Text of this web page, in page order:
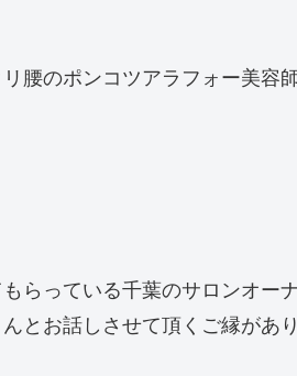
腰のポンコツアラフォー美容
らっている千葉のサロンオー
とお話しさせて頂くご縁があ